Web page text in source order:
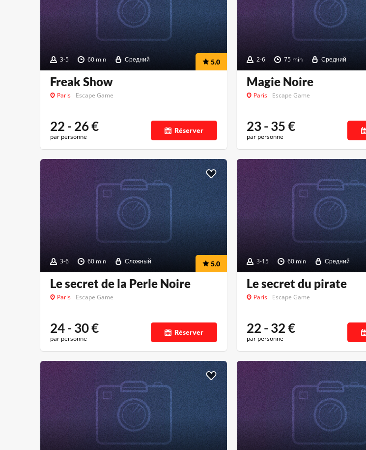
3-5 60 min Средний 5.0
Freak Show
Paris Escape Game
22 - 26€
par personne
Réserver
2-6 75 min Средний
Magie Noire
Paris Escape Game
23 - 35€
par personne
3-6 60 min Сложный 5.0
Le secret de la Perle Noire
Paris Escape Game
24 - 30€
par personne
Réserver
3-15 60 min Средний
Le secret du pirate
Paris Escape Game
22 - 32€
par personne